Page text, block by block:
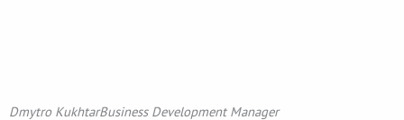
Dmytro KukhtarBusiness Development Manager